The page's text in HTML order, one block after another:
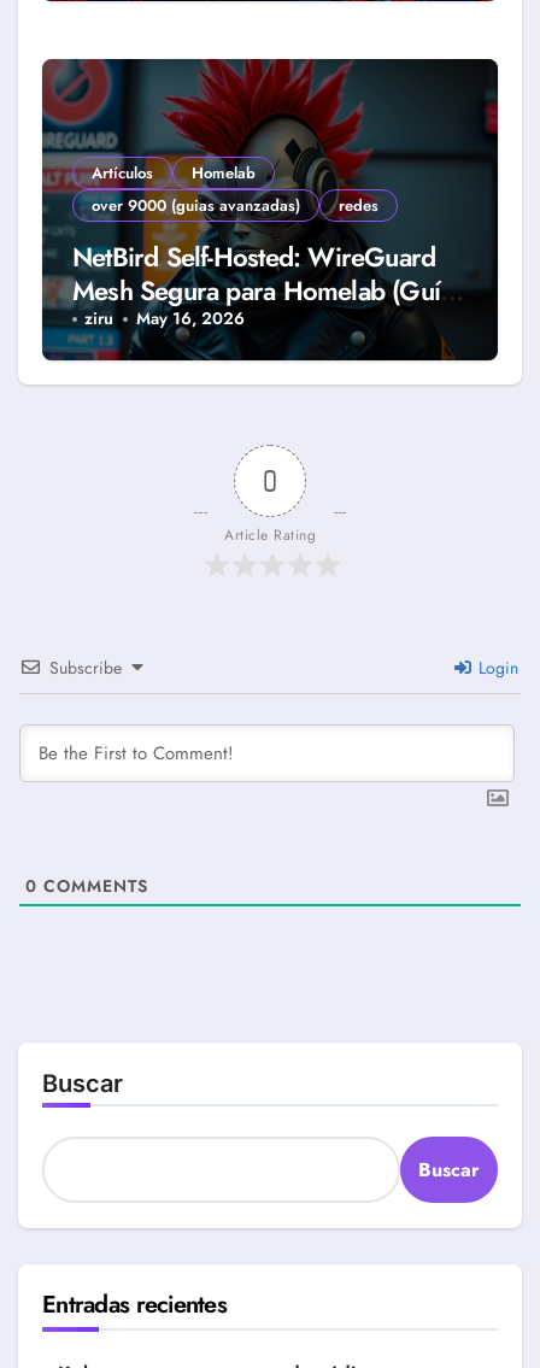
Artículos
Homelab
over 9000 (guias avanzadas)
redes
NetBird Self-Hosted: WireGuard
Mesh Segura para Homelab (Guía
2026)
ziru May 16, 2026
0
Article Rating
Subscribe Login
0 COMMENTS
Buscar
Buscar
Entradas recientes